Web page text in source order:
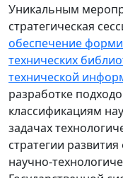
Уникальным
стратегическая
обеспечение
технических
технической
разработке
классификациям
задачах
стратегии
научно-